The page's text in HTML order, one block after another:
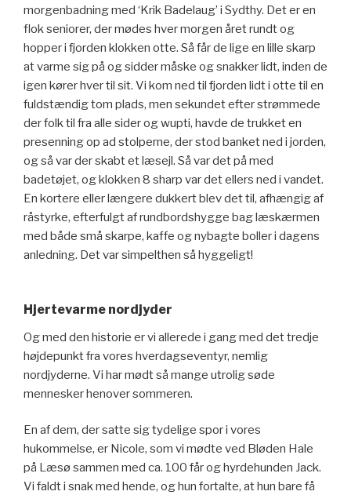
morgenbadning med ‘Krik Badelaug’ i Sydthy. Det er en
flok seniorer, der mødes hver morgen året rundt og
hopper i fjorden klokken otte. Så får de lige en lille skarp
at varme sig på og sidder måske og snakker lidt, inden de
igen kører hver til sit. Vi kom ned til fjorden lidt i otte til en
fuldstændig tom plads, men sekundet efter strømmede
der folk til fra alle sider og wupti, havde de trukket en
presenning op ad stolperne, der stod banket ned i jorden,
og så var der skabt et læsejl. Så var det på med
badetøjet, og klokken 8 sharp var det ellers ned i vandet.
En kortere eller længere dukkert blev det til, afhængig af
råstyrke, efterfulgt af rundbordshygge bag læskærmen
med både små skarpe, kaffe og nybagte boller i dagens
anledning. Det var simpelthen så hyggeligt!
Hjertevarme nordjyder
Og med den historie er vi allerede i gang med det tredje
højdepunkt fra vores hverdagseventyr, nemlig
nordjyderne. Vi har mødt så mange utrolig søde
mennesker henover sommeren.
En af dem, der satte sig tydelige spor i vores
hukommelse, er Nicole, som vi mødte ved Bløden Hale
på Læsø sammen med ca. 100 får og hyrdehunden Jack.
Vi faldt i snak med hende, og hun fortalte, at hun bare få